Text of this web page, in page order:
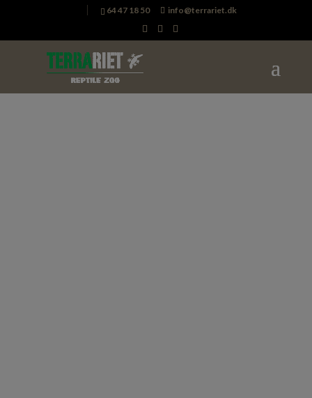
64 47 18 50 info@terrariet.dk